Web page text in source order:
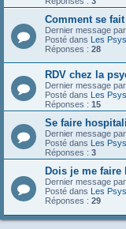
Comment se
Dernier message par
Posté dans Les
Réponses : 28
RDV chez la
Dernier message par
Posté dans
Les
Réponses : 15
Se faire
Dernier message par
Posté dans
Les
Réponses : 3
Dois je me
Dernier message par
Posté dans
Les
Réponses : 29